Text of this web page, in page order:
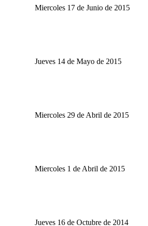
Miercoles 17 de Junio de 2015
Jueves 14 de Mayo de 2015
Miercoles 29 de Abril de 2015
Miercoles 1 de Abril de 2015
Jueves 16 de Octubre de 2014